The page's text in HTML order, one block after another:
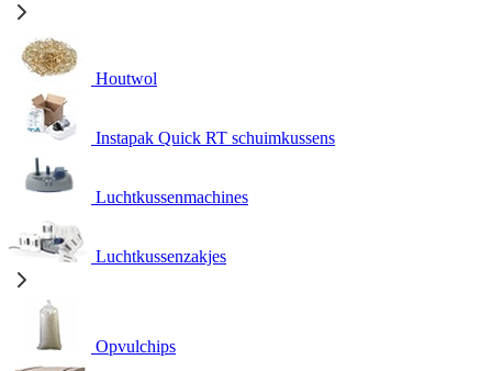
Houtwol
Instapak Quick RT schuimkussens
Luchtkussenmachines
Luchtkussenzakjes
Opvulchips